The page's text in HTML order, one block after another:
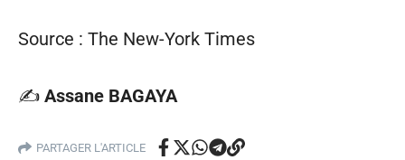
Source : The New-York Times
✍️ Assane BAGAYA
PARTAGER L'ARTICLE